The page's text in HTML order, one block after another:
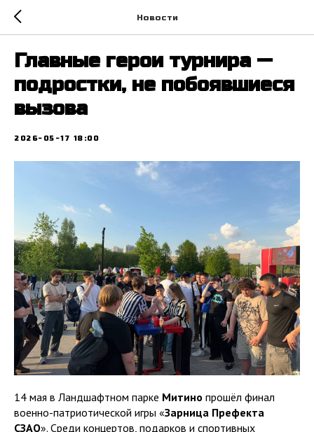
Новости
Главные герои турнира —
подростки, не побоявшиеся
вызова
2026-05-17 18:00
14 мая в Ландшафтном парке Митино прошёл финал
военно-патриотической игры «Зарница Префекта
СЗАО». Среди концертов, подарков и спортивных